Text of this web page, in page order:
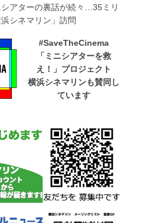
アターの裏話が続々…35ミリ
シネマリン」訪問
#SaveTheCinema
「ミニシアターを救
え！」プロジェクト
横浜シネマリンも賛同し
ています